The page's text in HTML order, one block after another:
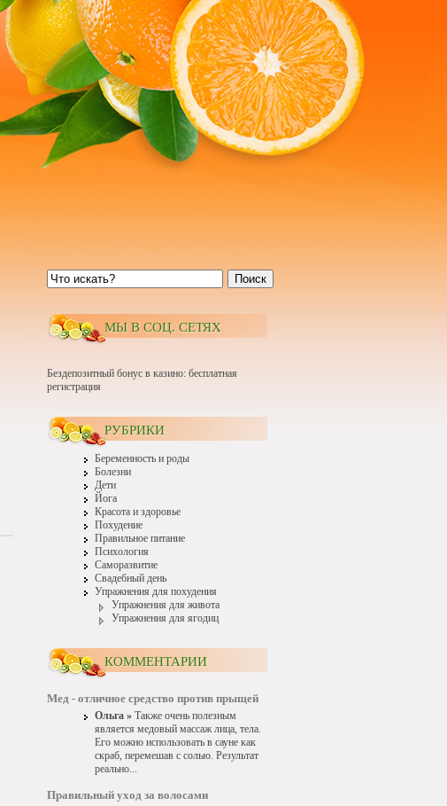
Поиск
МЫ В СОЦ. СЕТЯХ
Бездепозитный бонус в казино: бесплатная
регистрация
РУБРИКИ
Беременность и роды
Болезни
Дети
Йога
Красота и здоровье
Похудение
Правильное питание
Психология
Саморазвитие
Свадебный день
Упражнения для похудения
Упражнения для живота
Упражнения для ягодиц
КОММЕНТАРИИ
Мед - отличное средство против прыщей
Ольга » Также очень полезным
является медовый массаж лица, тела.
Его можно использовать в сауне как
скраб, перемешав с солью. Результат
реально...
Правильный уход за волосами